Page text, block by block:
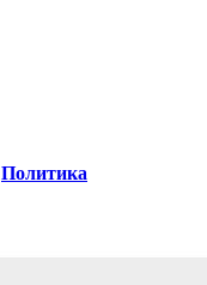
Политика